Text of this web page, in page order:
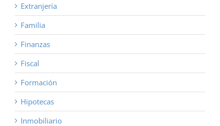
Extranjería
Familia
Finanzas
Fiscal
Formación
Hipotecas
Inmobiliario